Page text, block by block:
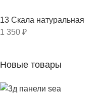
13 Скала натуральная
1 350 ₽
Новые товары